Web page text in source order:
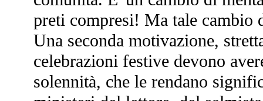
preti compresi! Ma tale cambio
Una seconda motivazione,
celebrazioni festive devono
solennità, che le rendano